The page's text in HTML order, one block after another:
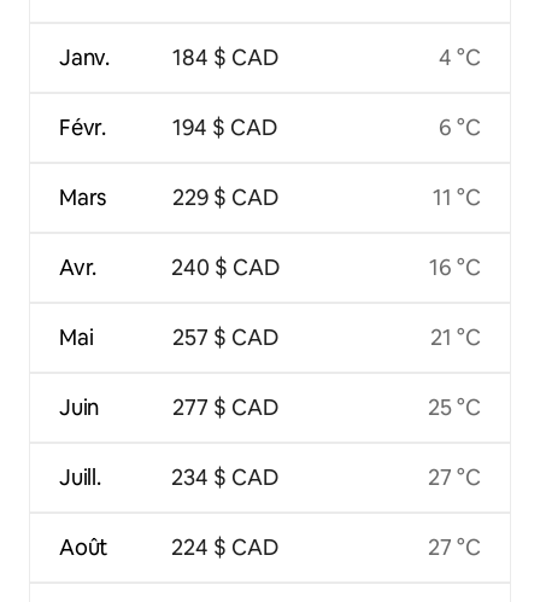
Janv.
Févr.
Mars
Avr.
Mai
Juin
Juill.
Août
184 $ CAD
194 $ CAD
229 $ CAD
240 $ CAD
257 $ CAD
277 $ CAD
234 $ CAD
224 $ CAD
4 °C
6 °C
11 °C
16 °C
21 °C
25 °C
27 °C
27 °C